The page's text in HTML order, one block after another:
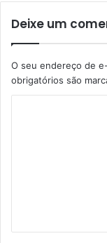
Deixe um
O seu endereço de
obrigatórios são
á